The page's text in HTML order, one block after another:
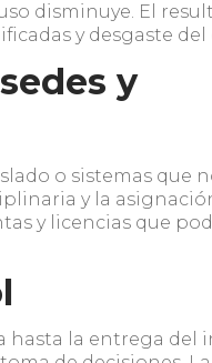
disminuye. El
y desgaste
y
o sistemas que
y la
y licencias que
la entrega del